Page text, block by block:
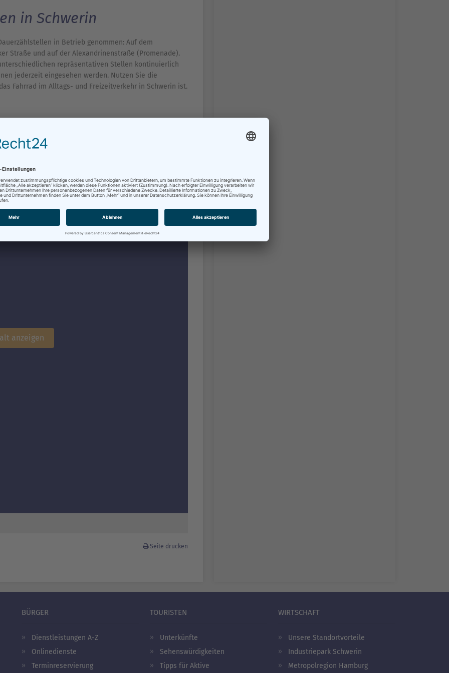
in Schwerin
in Betrieb genommen: Auf dem
Straße und auf der Alexandrinenstraße (Promenade).
repräsentativen Stellen kontinuierlich
jederzeit eingesehen werden. Nutzen Sie die
Fahrrad im Alltags- und Freizeitverkehr in Schwerin ist.
anzeigen
Seite drucken
BÜRGER
Dienstleistungen A-Z
Onlinedienste
Terminreservierung
TOURISTEN
Unterkünfte
Sehenswürdigkeiten
Tipps für Aktive
WIRTSCHAFT
Unsere Standortvorteile
Industriepark Schwerin
Metropolregion Hamburg